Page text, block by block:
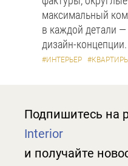
максимальный
в каждой детали
дизайн-концепции.
#ИНТЕРЬЕР #КВАРТИРЫ
Подпишитесь на
Interior
и получайте